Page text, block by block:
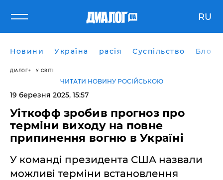
RU
Новини Україна расія Суспільство Блоги
ДІАЛОГ У СВІТІ
ЧИТАТИ НОВИНУ РОСІЙСЬКОЮ
19 березня 2025, 15:57
Уіткофф зробив прогноз про
терміни виходу на повне
припинення вогню в Україні
У команді президента США назвали
можливі терміни встановлення